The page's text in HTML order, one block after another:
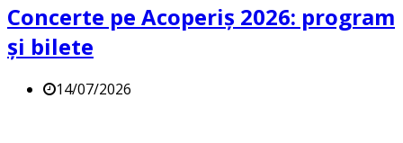
Concerte pe Acoperiș 2026: program
și bilete
14/07/2026